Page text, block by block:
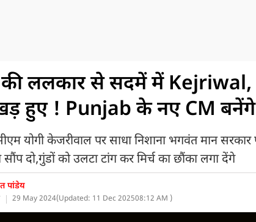
ललकार से सदमें में
हुए ! Punjab के नए CM बनेंगे
योगी केजरीवाल पर साधा निशाना भगवंत मान
दो,गुंडों को उलटा टांग कर मिर्च का छौंका लगा देंगे
पांडेय
29 May 2024(Updated: 11 Dec 202508:12 AM )